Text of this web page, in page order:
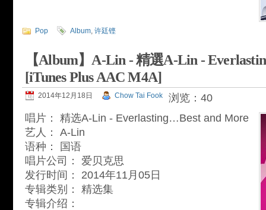
Pop Album, 许廷铿
【Album】A-Lin - 精選A-Lin -
[iTunes Plus AAC M4A]
2014年12月18日 Chow Tai Fook
浏览：40
唱片： 精选A-Lin - Everlasting…Best and More
艺人： A-Lin
语种： 国语
唱片公司： 爱贝克思
发行时间： 2014年11月05日
专辑类别： 精选集
专辑介绍：